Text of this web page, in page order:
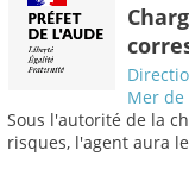
Mer de
Sous l'autorité de la
risques, l'agent aura